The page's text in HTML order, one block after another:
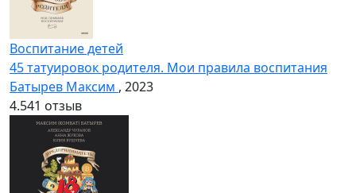
Воспитание детей
45 татуировок родителя. Мои правила воспитания
Батырев Максим , 2023
4.541 отзыв